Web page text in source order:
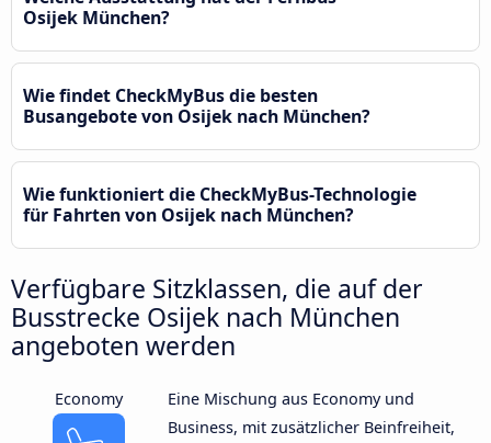
Osijek München?
Wie findet CheckMyBus die besten
Busangebote von Osijek nach München?
Wie funktioniert die CheckMyBus-Technologie
für Fahrten von Osijek nach München?
Verfügbare Sitzklassen, die auf der
Busstrecke Osijek nach München
angeboten werden
Economy
Eine Mischung aus Economy und
Business, mit zusätzlicher Beinfreiheit,